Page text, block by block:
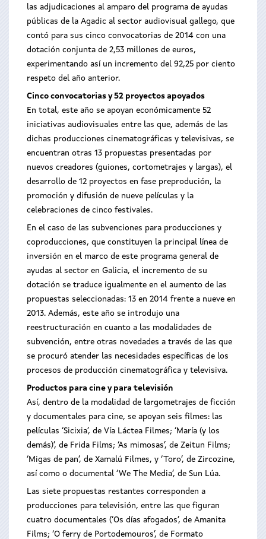
las adjudicaciones al amparo del programa de ayudas
públicas de la Agadic al sector audiovisual gallego, que
contó para sus cinco convocatorias de 2014 con una
dotación conjunta de 2,53 millones de euros,
experimentando así un incremento del 92,25 por ciento
respeto del año anterior.
Cinco convocatorias y 52 proyectos apoyados
En total, este año se apoyan económicamente 52
iniciativas audiovisuales entre las que, además de las
dichas producciones cinematográficas y televisivas, se
encuentran otras 13 propuestas presentadas por
nuevos creadores (guiones, cortometrajes y largas), el
desarrollo de 12 proyectos en fase preprodución, la
promoción y difusión de nueve películas y la
celebraciones de cinco festivales.
En el caso de las subvenciones para producciones y
coproducciones, que constituyen la principal línea de
inversión en el marco de este programa general de
ayudas al sector en Galicia, el incremento de su
dotación se traduce igualmente en el aumento de las
propuestas seleccionadas: 13 en 2014 frente a nueve en
2013. Además, este año se introdujo una
reestructuración en cuanto a las modalidades de
subvención, entre otras novedades a través de las que
se procuró atender las necesidades específicas de los
procesos de producción cinematográfica y televisiva.
Productos para cine y para televisión
Así, dentro de la modalidad de largometrajes de ficción
y documentales para cine, se apoyan seis filmes: las
películas ‘Sicixia’, de Vía Láctea Filmes; ‘María (y los
demás)’, de Frida Films; ‘As mimosas’, de Zeitun Films;
‘Migas de pan’, de Xamalú Filmes, y ‘Toro’, de Zircozine,
así como o documental ‘We The Media’, de Sun Lúa.
Las siete propuestas restantes corresponden a
producciones para televisión, entre las que figuran
cuatro documentales (‘Os días afogados’, de Amanita
Films; ‘O ferry de Portodemouros’, de Formato